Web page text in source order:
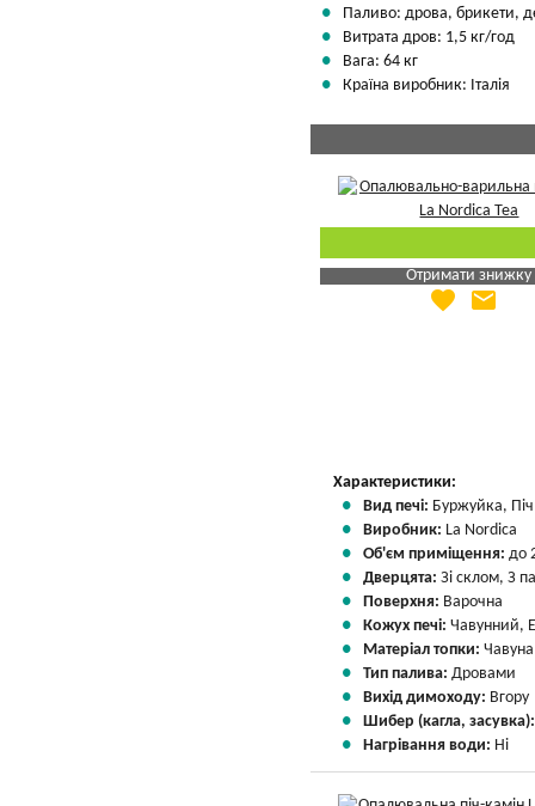
Паливо: дрова, брикети,
Витрата дров: 1,5 кг/год
Вага: 64 кг
Країна виробник: Італія
Отримати знижку
Яка Ваша ціна
favorite email
Характеристики:
Вид печі: Буржуйка,
Виробник: La Nordica
Об'єм приміщення: до
Дверцята: Зі склом, З
Поверхня: Варочна
Кожух печі: Чавунний,
Матеріал топки: Чавуна
Тип палива: Дровами
Вихід димоходу: Вгору
Шибер (кагла,
Нагрівання води: Ні